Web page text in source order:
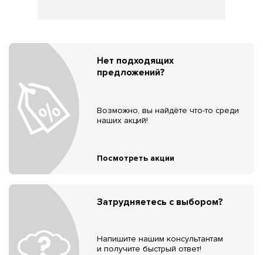
Нет подходящих
предложений?
Возможно, вы найдёте что-то среди
наших акций!
Посмотреть акции
Затрудняетесь с выбором?
Напишите нашим консультантам
и получите быстрый ответ!